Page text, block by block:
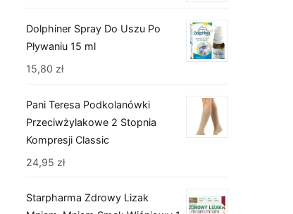
Dolphiner Spray Do Uszu Po
Pływaniu 15 ml
15,80 zł
Pani Teresa Podkolanówki
Przeciwżylakowe 2 Stopnia
Kompresji Classic
24,95 zł
Starpharma Zdrowy Lizak